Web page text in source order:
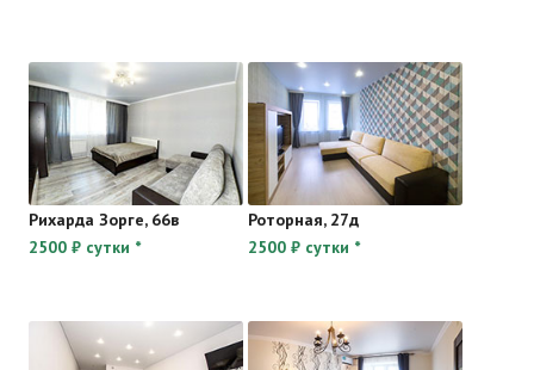
Рихарда Зорге, 66в
2500 ₽ сутки *
Роторная, 27д
2500 ₽ сутки *